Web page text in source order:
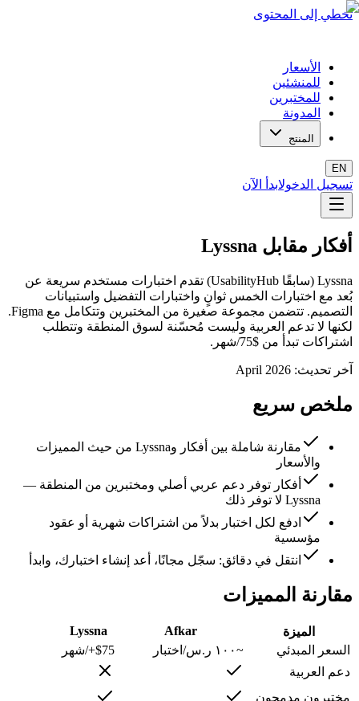
تخطي إلى المحتوى
الأسعار
للمنشئين
للمختبرين
المدونة
المنتج
EN
تسجيل الدخولابدأ الآن
أفكار مقابل Lyssna
Lyssna (سابقًا UsabilityHub) تقدم اختبارات مستخدم سريعة عن
بُعد مع اختبارات الخمس ثوانٍ واختبارات التفضيل واستبيانات
التصميم. تتضمن مجموعة صغيرة من المختبرين وتتكامل مع Figma.
لكنها لا تدعم العربية وليست مُحسّنة لسوق المنطقة وتتطلب
اشتراكات تبدأ من $75/شهر.
آخر تحديث: April 2026
ملخص سريع
مقارنة شاملة بين أفكار وLyssna من حيث المميزات
والأسعار
أفكار توفر دعم عربي أصلي ومختبرين من المنطقة —
Lyssna لا توفر ذلك
ادفع لكل اختبار بدلاً من اشتراكات شهرية أو عقود
مؤسسية
انتقل في دقائق: سجّل مجانًا، أعد إنشاء اختبارك، وابدأ
مقارنة المميزات
الميزة Afkar
Lyssna
السعر المبدئي
~١٠٠ ر.س/اختبار
$75+/شهر
دعم العربية
مختبرون مدمجون